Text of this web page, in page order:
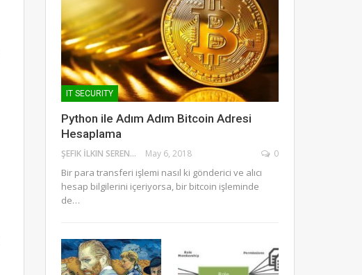
IT SECURITY
Python ile Adım Adım Bitcoin Adresi
Hesaplama
ŞEFIK İLKIN SERENGIL May 6, 2018 0
Bir para transferi işlemi nasıl ki gönderici ve alıcı
hesap bilgilerini içeriyorsa, bir bitcoin işleminde
de…